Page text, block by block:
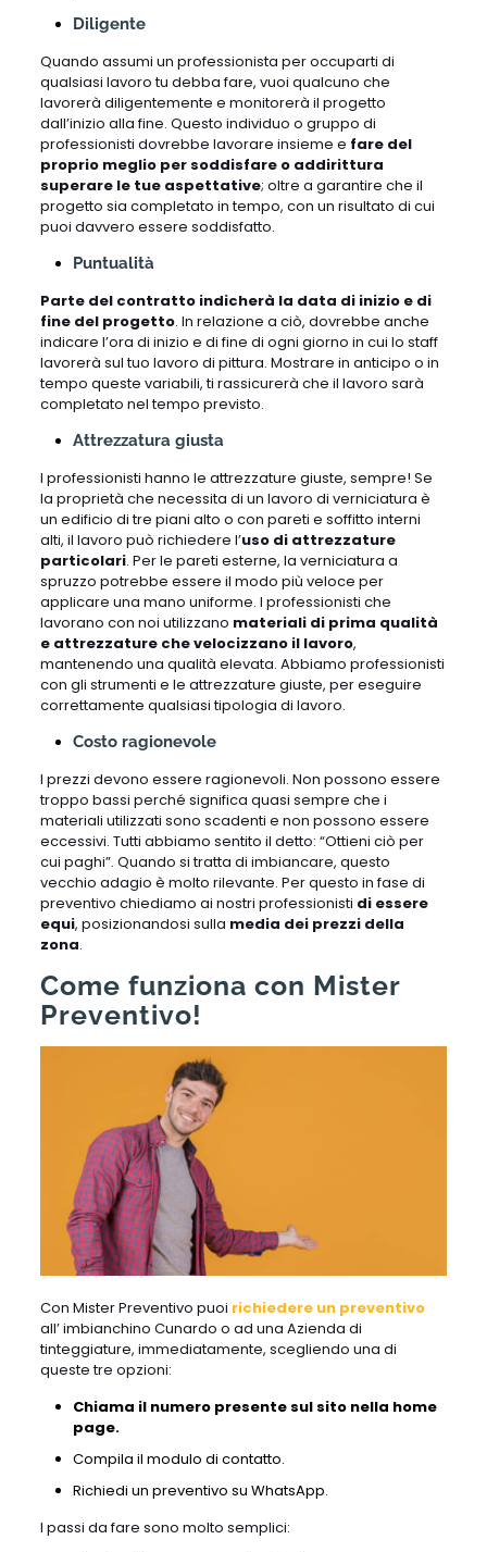
Diligente
Quando assumi un professionista per occuparti di
qualsiasi lavoro tu debba fare, vuoi qualcuno che
lavorerà diligentemente e monitorerà il progetto
dall’inizio alla fine. Questo individuo o gruppo di
professionisti dovrebbe lavorare insieme e fare del
proprio meglio per soddisfare o addirittura
superare le tue aspettative; oltre a garantire che il
progetto sia completato in tempo, con un risultato di cui
puoi davvero essere soddisfatto.
Puntualità
Parte del contratto indicherà la data di inizio e di
fine del progetto. In relazione a ciò, dovrebbe anche
indicare l’ora di inizio e di fine di ogni giorno in cui lo staff
lavorerà sul tuo lavoro di pittura. Mostrare in anticipo o in
tempo queste variabili, ti rassicurerà che il lavoro sarà
completato nel tempo previsto.
Attrezzatura giusta
I professionisti hanno le attrezzature giuste, sempre! Se
la proprietà che necessita di un lavoro di verniciatura è
un edificio di tre piani alto o con pareti e soffitto interni
alti, il lavoro può richiedere l’uso di attrezzature
particolari. Per le pareti esterne, la verniciatura a
spruzzo potrebbe essere il modo più veloce per
applicare una mano uniforme. I professionisti che
lavorano con noi utilizzano materiali di prima qualità
e attrezzature che velocizzano il lavoro,
mantenendo una qualità elevata. Abbiamo professionisti
con gli strumenti e le attrezzature giuste, per eseguire
correttamente qualsiasi tipologia di lavoro.
Costo ragionevole
I prezzi devono essere ragionevoli. Non possono essere
troppo bassi perché significa quasi sempre che i
materiali utilizzati sono scadenti e non possono essere
eccessivi. Tutti abbiamo sentito il detto: “Ottieni ciò per
cui paghi”. Quando si tratta di imbiancare, questo
vecchio adagio è molto rilevante. Per questo in fase di
preventivo chiediamo ai nostri professionisti di essere
equi, posizionandosi sulla media dei prezzi della
zona.
Come funziona con Mister
Preventivo!
Con Mister Preventivo puoi richiedere un preventivo
all’ imbianchino Cunardo o ad una Azienda di
tinteggiature, immediatamente, scegliendo una di
queste tre opzioni:
Chiama il numero presente sul sito nella home
page.
Compila il modulo di contatto.
Richiedi un preventivo su WhatsApp.
I passi da fare sono molto semplici: